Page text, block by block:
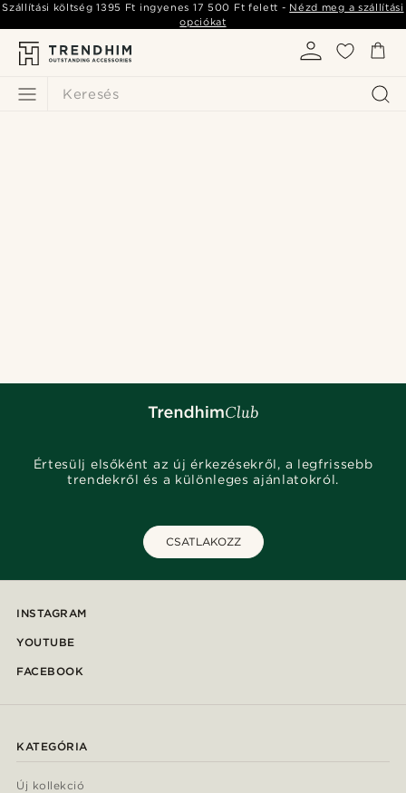
Keresés
Szállítási költség1395 Ft ingyenes 17 500 Ft felett - Nézd meg a szállítási
opciókat
Értesülj elsőként az új érkezésekről, a legfrissebb
trendekről és a különleges ajánlatokról.
CSATLAKOZZ
INSTAGRAM
YOUTUBE
FACEBOOK
KATEGÓRIA
Új kollekció